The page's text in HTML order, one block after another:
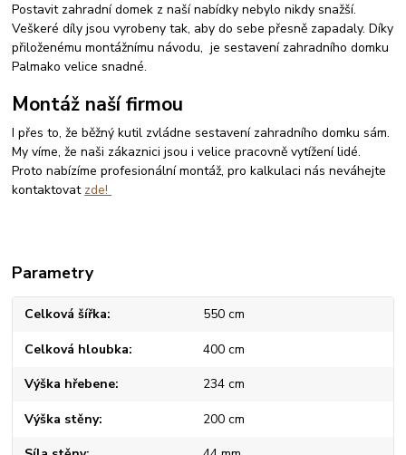
Postavit zahradní domek z naší nabídky nebylo nikdy snažší.
Veškeré díly jsou vyrobeny tak, aby do sebe přesně zapadaly. Díky
přiloženému montážnímu návodu, je sestavení zahradního domku
Palmako velice snadné.
Montáž naší firmou
I přes to, že běžný kutil zvládne sestavení zahradního domku sám.
My víme, že naši zákaznici jsou i velice pracovně vytížení lidé.
Proto nabízíme profesionální montáž, pro kalkulaci nás neváhejte
kontaktovat zde!
Parametry
Celková šířka 550 cm
Celková hloubka 400 cm
Výška hřebene 234 cm
Výška stěny 200 cm